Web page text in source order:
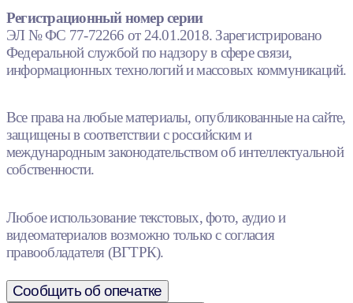
Регистрационный номер серии
ЭЛ № ФС 77-72266 от 24.01.2018. Зарегистрировано
Федеральной службой по надзору в сфере связи,
информационных технологий и массовых коммуникаций.
Все права на любые материалы, опубликованные на сайте,
защищены в соответствии с российским и
международным законодательством об интеллектуальной
собственности.
Любое использование текстовых, фото, аудио и
видеоматериалов возможно только с согласия
правообладателя (ВГТРК).
Сообщить об опечатке